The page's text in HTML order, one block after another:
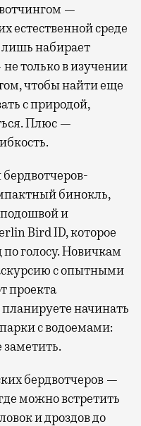
—
естественной среде
лишь набирает
только в изучении
чтобы найти еще
с природой,
Плюс —
бинокль,
подошвой и
Bird ID, которое
голосу. Новичкам
с опытными
проекта
начинать
с водоемами:
бердвотчеров —
можно встретить
и дроздов до